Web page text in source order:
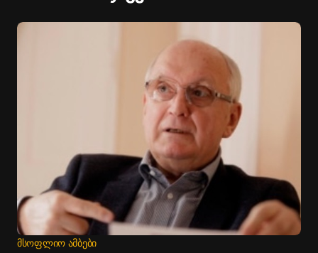
ᲛᲡᲝᲤᲚᲘᲝ ᲐᲛᲑᲔᲑᲘ